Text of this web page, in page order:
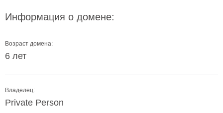
Информация о домене:
Возраст домена:
6 лет
Владелец:
Private Person